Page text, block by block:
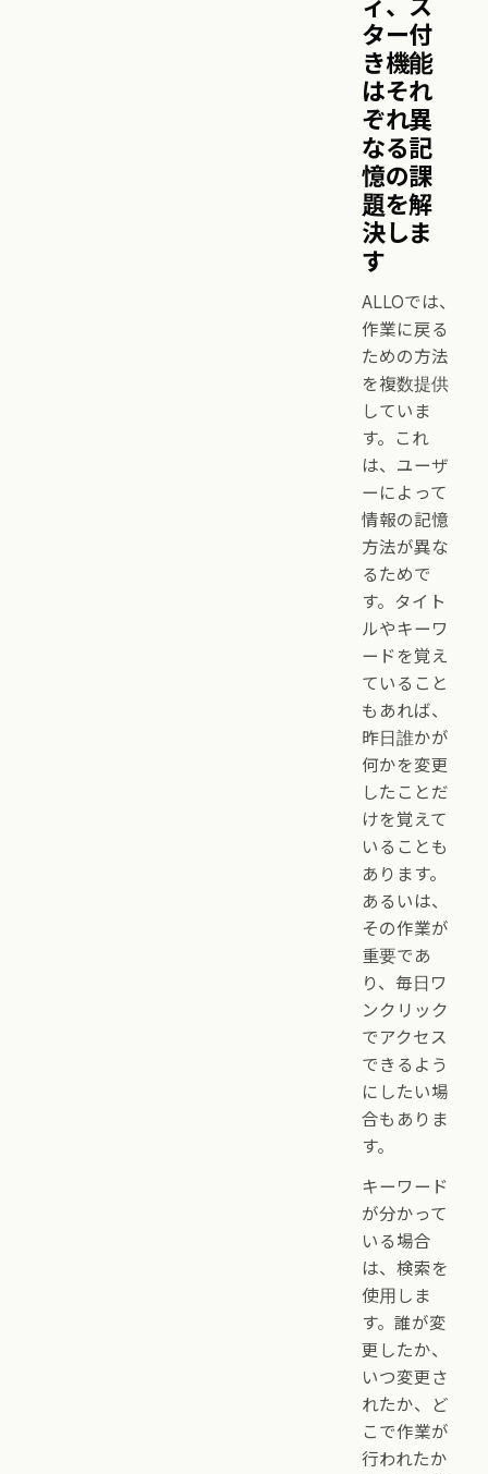
ィ、ス
ター付
き機能
はそれ
ぞれ異
なる記
憶の課
題を解
決しま
す
ALLOでは、
作業に戻る
ための方法
を複数提供
していま
す。これ
は、ユーザ
ーによって
情報の記憶
方法が異な
るためで
す。タイト
ルやキーワ
ードを覚え
ていること
もあれば、
昨日誰かが
何かを変更
したことだ
けを覚えて
いることも
あります。
あるいは、
その作業が
重要であ
り、毎日ワ
ンクリック
でアクセス
できるよう
にしたい場
合もありま
す。
キーワード
が分かって
いる場合
は、検索を
使用しま
す。誰が変
更したか、
いつ変更さ
れたか、ど
こで作業が
行われたか